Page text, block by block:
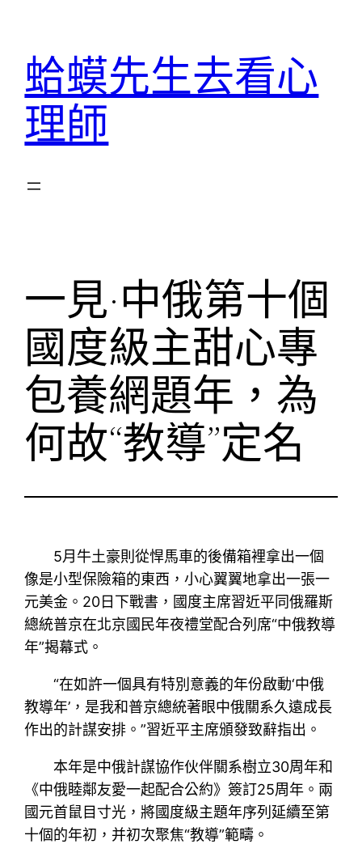
蛤蟆先生去看心
理師
一見·中俄第十個
國度級主甜心專
包養網題年，為
何故“教導”定名
5月牛土豪則從悍馬車的後備箱裡拿出一個
像是小型保險箱的東西，小心翼翼地拿出一張一
元美金。20日下戰書，國度主席習近平同俄羅斯
總統普京在北京國民年夜禮堂配合列席“中俄教導
年”揭幕式。
“在如許一個具有特別意義的年份啟動‘中俄
教導年’，是我和普京總統著眼中俄關系久遠成長
作出的計謀安排。”習近平主席頒發致辭指出。
本年是中俄計謀協作伙伴關系樹立30周年和
《中俄睦鄰友愛一起配合公約》簽訂25周年。兩
國元首鼠目寸光，將國度級主題年序列延續至第
十個的年初，并初次聚焦“教導”範疇。